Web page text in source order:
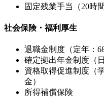
固定残業手当（20時間
社会保険・福利厚生
退職金制度（定年：68
確定拠出年金制度（
資格取得促進制度（
金）
所得補償保険